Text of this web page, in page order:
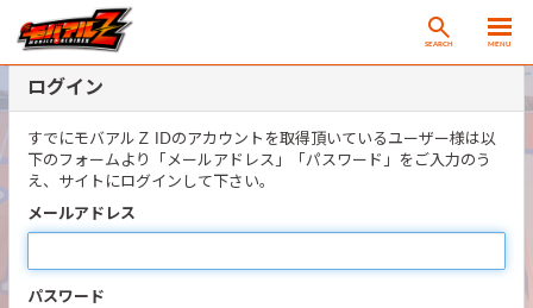
SEARCH MENU
ログイン
すでにモバアルＺ IDのアカウントを取得頂いているユーザー様は以
下のフォームより「メールアドレス」「パスワード」をご入力のう
え、サイトにログインして下さい。
メールアドレス
パスワード